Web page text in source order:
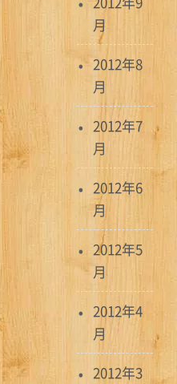
月
2012年8
月
2012年7
月
2012年6
月
2012年5
月
2012年4
月
2012年3